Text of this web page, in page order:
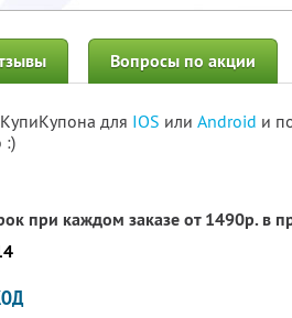
Вопросы по акции
для IOS или Android и
:)
при каждом заказе от 1490р. в